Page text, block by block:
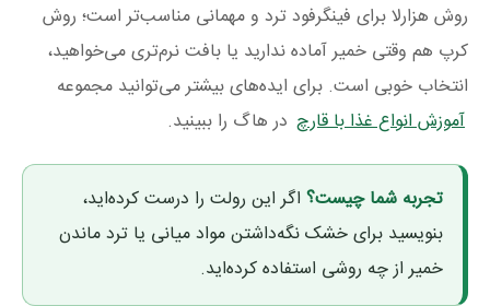
روش هزارلا برای فینگرفود ترد و مهمانی مناسب‌تر است؛ روش
کرپ هم وقتی خمیر آماده ندارید یا بافت نرم‌تری می‌خواهید،
انتخاب خوبی است. برای ایده‌های بیشتر می‌توانید مجموعه
آموزش انواع غذا با قارچ در هاگ را ببینید.
تجربه شما چیست؟ اگر این رولت را درست کرده‌اید،
بنویسید برای خشک نگه‌داشتن مواد میانی یا ترد ماندن
خمیر از چه روشی استفاده کرده‌اید.